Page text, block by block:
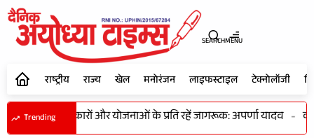
SEARCHMENU
राष्ट्रीय राज्य खेल मनोरंजन लाइफस्टाइल टेक्नोलॉजी
Trending
महिलाएं अधिकारों और योजनाओं के प्रति रहें जागरूक: अपर्णा यादव -